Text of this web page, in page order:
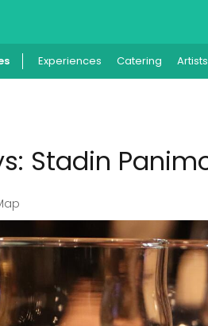
Experiences Catering Artists
Stadin